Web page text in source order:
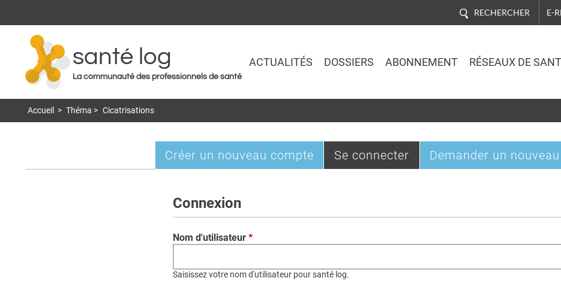
RECHERCHER E-
santé log
La communauté des professionnels de santé
ACTUALITÉS DOSSIERS ABONNEMENT RÉSEAUX DE
Accueil > Théma > Cicatrisations
Onglets
Créer un nouveau compte Se connecter (onglet
actif)
Demander un
Connexion
Nom d'utilisateur *
Saisissez votre nom d'utilisateur pour santé log.